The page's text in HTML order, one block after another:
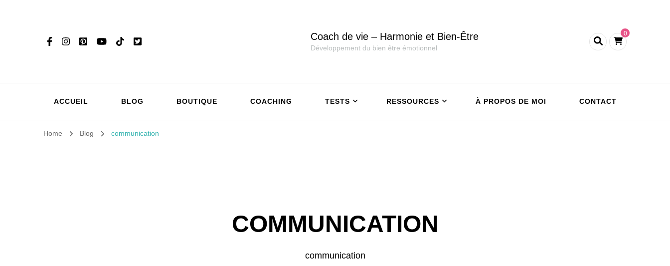
Coach de vie – Harmonie et Bien-Être
Développement du bien être émotionnel
0
ACCUEIL BLOG BOUTIQUE COACHING TESTS RESSOURCES À PROPOS DE MOI CONTACT
Home Blog communication
COMMUNICATION
communication